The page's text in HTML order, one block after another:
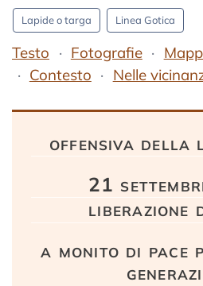
Lapide o targa Linea Gotica
Testo Fotografie
Contesto
Nelle
offensiva della
21
liberazione
a monito di